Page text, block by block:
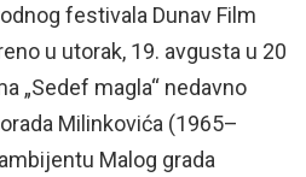
festivala Dunav Film
u utorak, 19. avgusta u 20
„Sedef magla“ nedavno
Milinkovića (1965–
Malog grada